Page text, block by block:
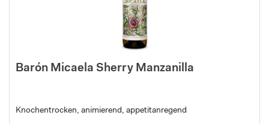
Barón Micaela Sherry Manzanilla
Knochentrocken, animierend, appetitanregend